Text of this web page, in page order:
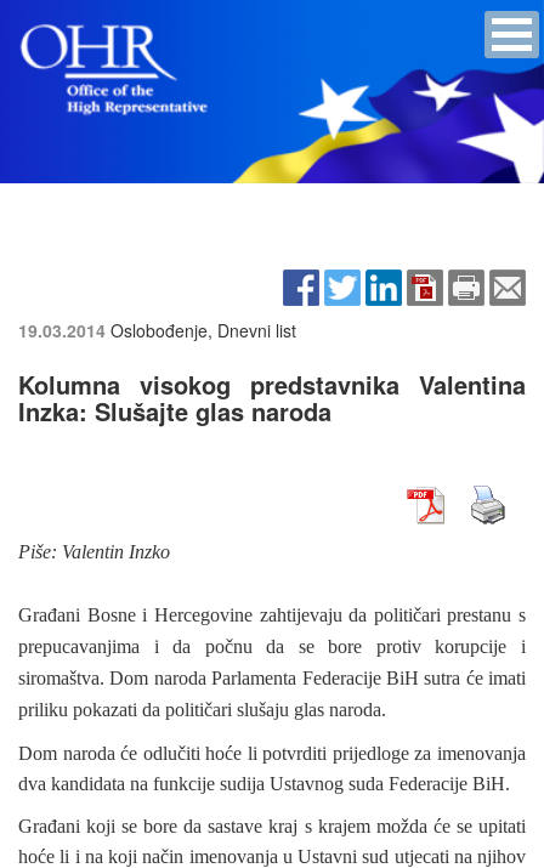
19.03.2014 Oslobođenje, Dnevni list
Kolumna visokog predstavnika Valentina
Inzka: Slušajte glas naroda
Piše: Valentin Inzko
Građani Bosne i Hercegovine zahtijevaju da političari prestanu s
prepucavanjima i da počnu da se bore protiv korupcije i
siromaštva. Dom naroda Parlamenta Federacije BiH sutra će imati
priliku pokazati da političari slušaju glas naroda.
Dom naroda će odlučiti hoće li potvrditi prijedloge za imenovanja
dva kandidata na funkcije sudija Ustavnog suda Federacije BiH.
Građani koji se bore da sastave kraj s krajem možda će se upitati
hoće li i na koji način imenovanja u Ustavni sud utjecati na njihov